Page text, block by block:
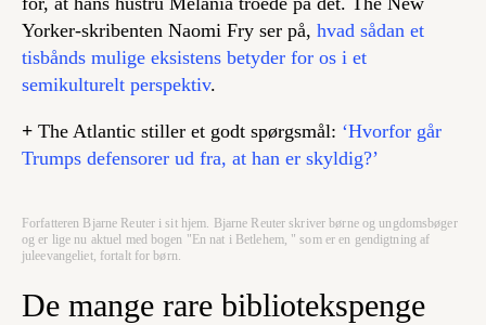
Yorker-skribenten Naomi Fry ser på, hvad sådan et
tisbånds mulige eksistens betyder for os i et
semikulturelt perspektiv.
+ The Atlantic stiller et godt spørgsmål: ‘Hvorfor går
Trumps defensorer ud fra, at han er skyldig?’
Forfatteren Bjarne Reuter i sit hjem. Bjarne Reuter skriver børne og ungdomsbøger
og er lige nu aktuel med bogen "En nat i Betlehem, " som er en gendigtning af
juleevangeliet, fortalt for børn.
De mange rare bibliotekspenge